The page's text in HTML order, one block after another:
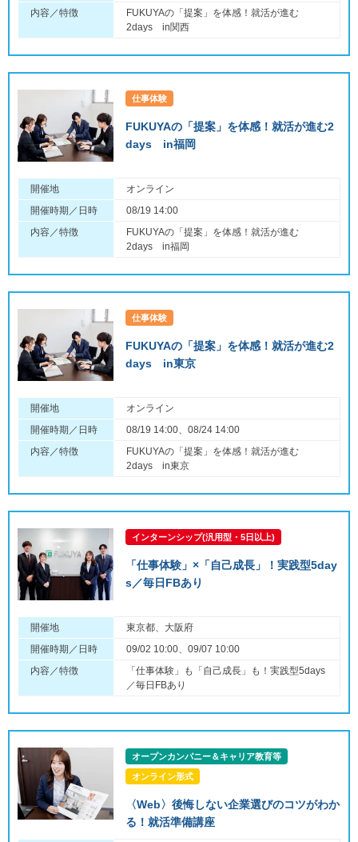
内容／特徴
FUKUYAの「提案」を体感！就活が進む
2days in関西
仕事体験
FUKUYAの「提案」を体感！就活が進む2
days in福岡
開催地
オンライン
開催時期／日時
08/19 14:00
内容／特徴
FUKUYAの「提案」を体感！就活が進む
2days in福岡
仕事体験
FUKUYAの「提案」を体感！就活が進む2
days in東京
開催地
オンライン
開催時期／日時
08/19 14:00、08/24 14:00
内容／特徴
FUKUYAの「提案」を体感！就活が進む
2days in東京
インターンシップ(汎用型・5日以上)
「仕事体験」×「自己成長」！実践型5day
s／毎日FBあり
開催地
東京都、大阪府
開催時期／日時
09/02 10:00、09/07 10:00
内容／特徴
「仕事体験」も「自己成長」も！実践型5days
／毎日FBあり
オープンカンパニー＆キャリア教育等
オンライン形式
〈Web〉後悔しない企業選びのコツがわか
る！就活準備講座